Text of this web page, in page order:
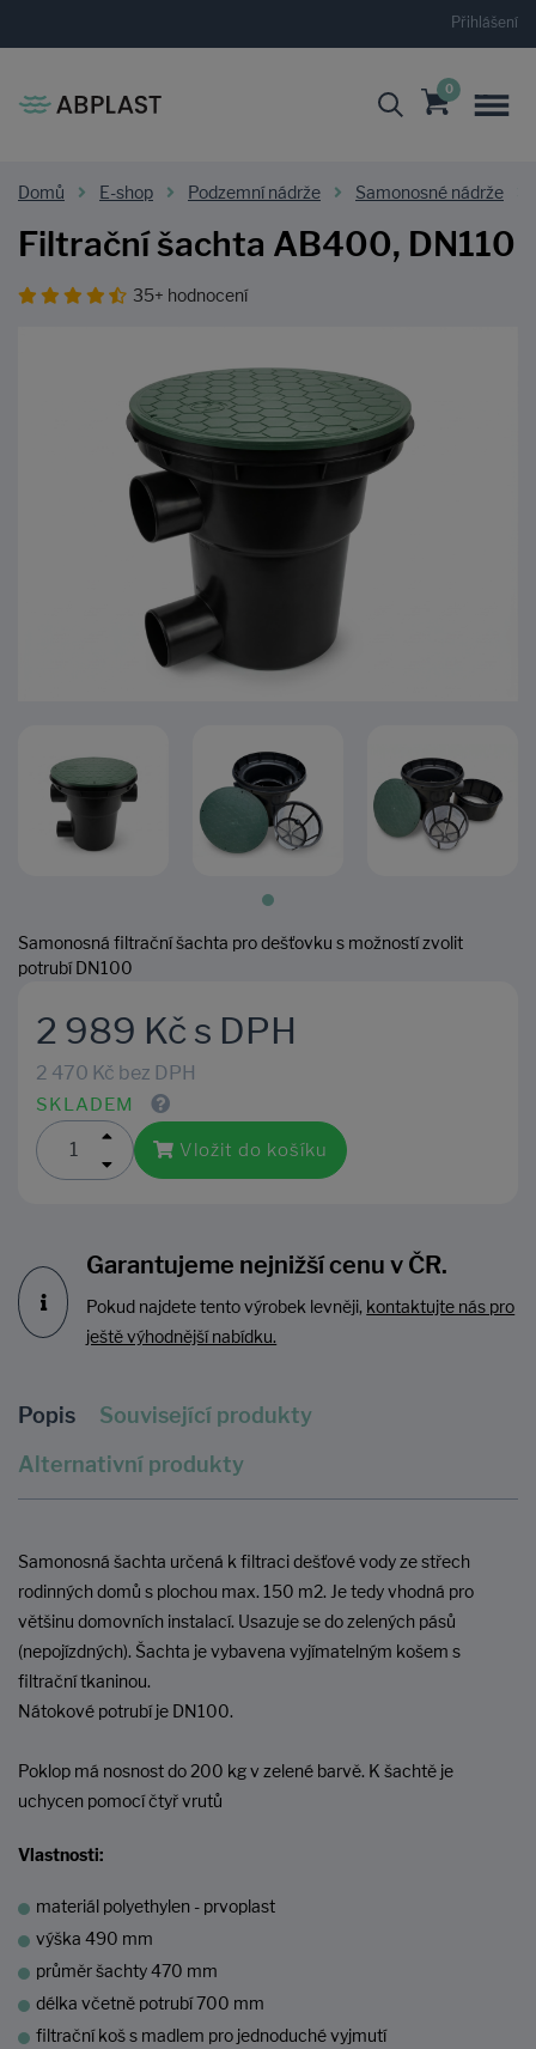
Přihlášení
0
Domů E-shop Podzemní nádrže Samonosné nádrže
Filtrační šachta AB400, DN110
35+ hodnocení
Samonosná filtrační šachta pro dešťovku s možností zvolit
potrubí DN100
2 989 Kč s DPH
2 470 Kč bez DPH
SKLADEM
Vložit do košíku
Garantujeme nejnižší cenu v ČR.
Pokud najdete tento výrobek levněji, kontaktujte nás pro
ještě výhodnější nabídku.
Popis
Související produkty
Alternativní produkty
Samonosná šachta určená k filtraci dešťové vody ze střech
rodinných domů s plochou max. 150 m2. Je tedy vhodná pro
většinu domovních instalací. Usazuje se do zelených pásů
(nepojízdných). Šachta je vybavena vyjímatelným košem s
filtrační tkaninou.
Nátokové potrubí je DN100.
Poklop má nosnost do 200 kg v zelené barvě. K šachtě je
uchycen pomocí čtyř vrutů
Vlastnosti:
materiál polyethylen - prvoplast
výška 490 mm
průměr šachty 470 mm
délka včetně potrubí 700 mm
filtrační koš s madlem pro jednoduché vyjmutí